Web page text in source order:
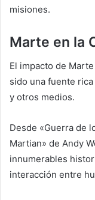
misiones.
Marte en la
El impacto de
sido una fuente
y otros medios.
Desde «Guerra de
Martian» de Andy
innumerables
interacción entre